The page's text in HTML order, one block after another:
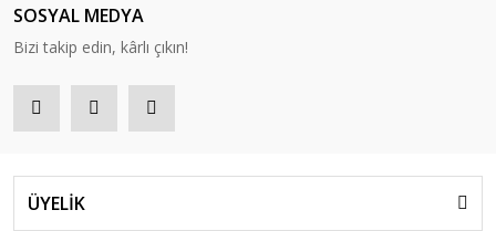
SOSYAL MEDYA
Bizi takip edin, kârlı çıkın!
ÜYELİK